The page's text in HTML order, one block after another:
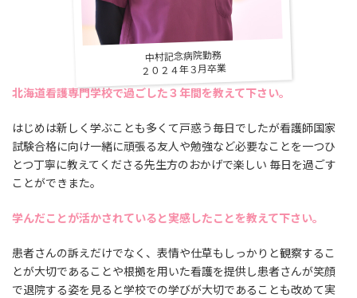
中村記念病院勤務
２０２４年３月卒業
北海道看護専門学校で過ごした３年間を教えて下さい。
はじめは新しく学ぶことも多くて戸惑う毎日でしたが看護師国家
試験合格に向け一緒に頑張る友人や勉強など必要なことを一つひ
とつ丁寧に教えてくださる先生方のおかげで楽しい 毎日を過ごす
ことができまた。
学んだことが活かされていると実感したことを教えて下さい。
患者さんの訴えだけでなく、表情や仕草もしっかりと観察するこ
とが大切であることや根拠を用いた看護を提供し患者さんが笑顔
で退院する姿を見ると学校での学びが大切であることも改めて実